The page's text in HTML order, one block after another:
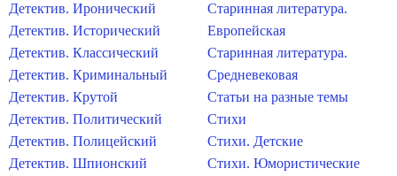
Детектив. Иронический
Детектив. Исторический
Детектив. Классический
Детектив. Криминальный
Детектив. Крутой
Детектив. Политический
Детектив. Полицейский
Детектив. Шпионский
Старинная литература.
Европейская
Старинная литература.
Средневековая
Статьи на разные темы
Стихи
Стихи. Детские
Стихи. Юмористические